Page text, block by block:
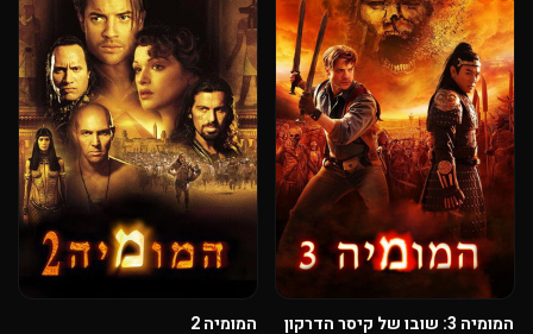
המומיה 3: שובו של קיסר הדרקון המומיה 2